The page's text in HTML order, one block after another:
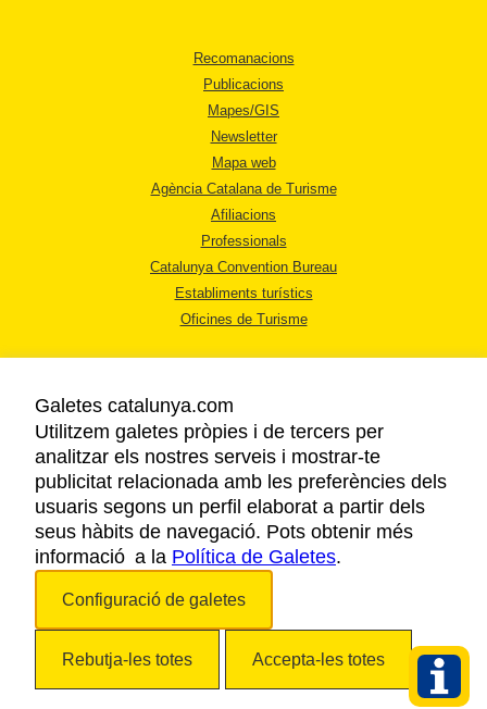
Recomanacions
Publicacions
Mapes/GIS
Newsletter
Mapa web
Agència Catalana de Turisme
Afiliacions
Professionals
Catalunya Convention Bureau
Establiments turístics
Oficines de Turisme
AVÍS LEGAL
POLÍTICA DE PRIVACITAT
COOKIES
ACCESSIBILITAT
Galetes catalunya.com
Utilitzem galetes pròpies i de tercers per
analitzar els nostres serveis i mostrar-te
publicitat relacionada amb les preferències dels
usuaris segons un perfil elaborat a partir dels
seus hàbits de navegació. Pots obtenir més
informació a la Política de Galetes.
Configuració de galetes
Rebutja-les totes Accepta-les totes